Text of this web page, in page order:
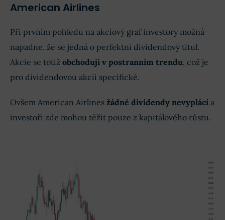
American Airlines
Při prvním pohledu na akciový graf investory možná
napadne, že se jedná o perfektní dividendový titul.
Akcie se totiž obchodují v postranním trendu, což je
pro dividendovou akcii specifické.
Ovšem American Airlines žádné dividendy nevyplácí a
investoři zde mohou těžit pouze z kapitálového růstu.